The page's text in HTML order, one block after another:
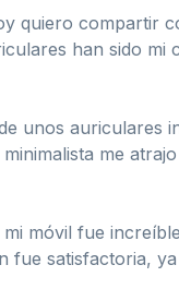
quiero compartir
han sido mi
unos auriculares
me
móvil fue
fue satisfactoria,